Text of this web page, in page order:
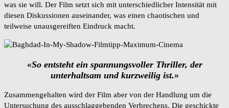
was sie will. Der Film setzt sich mit unterschiedlicher Intensität mit
diesen Diskussionen auseinander, was einen chaotischen und
teilweise unausgereiften Eindruck macht.
«So entsteht ein spannungsvoller Thriller, der
unterhaltsam und kurzweilig ist.»
Zusammengehalten wird der Film aber von der Handlung um die
Untersuchung des ausschlaggebenden Verbrechens. Die geschickte